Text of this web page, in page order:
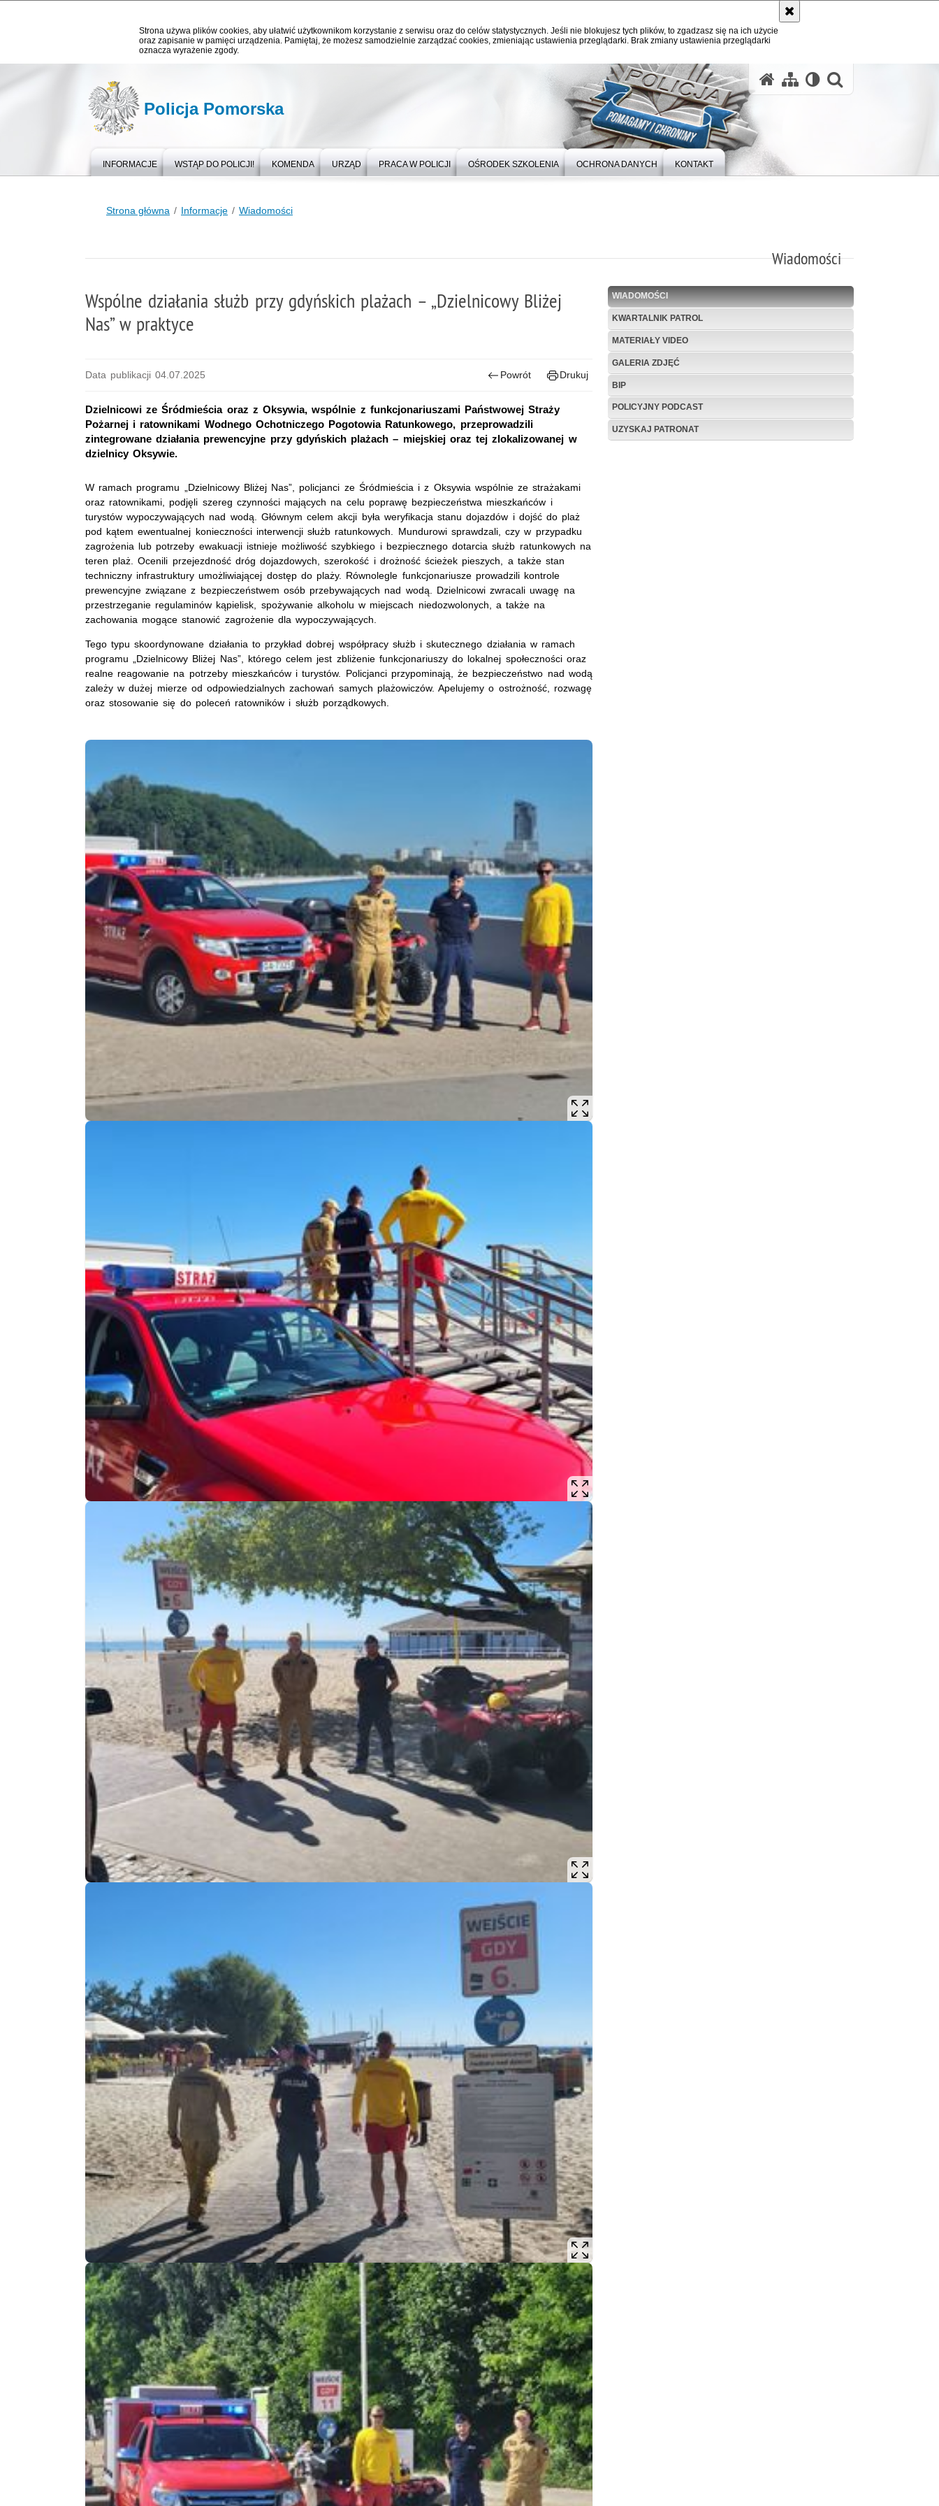
Strona używa plików cookies, aby ułatwić użytkownikom korzystanie z serwisu oraz do celów statystycznych. Jeśli nie blokujesz tych plików, to zgadzasz się na ich użycie
oraz zapisanie w pamięci urządzenia. Pamiętaj, że możesz samodzielnie zarządzać cookies, zmieniając ustawienia przeglądarki. Brak zmiany ustawienia przeglądarki
oznacza wyrażenie zgody.
Policja Pomorska
INFORMACJE WSTĄP DO POLICJI! KOMENDA URZĄD PRACA W POLICJI OŚRODEK SZKOLENIA OCHRONA DANYCH KONTAKT
Strona główna Informacje Wiadomości
Wiadomości
WIADOMOŚCI
KWARTALNIK PATROL
MATERIAŁY VIDEO
GALERIA ZDJĘĆ
BIP
POLICYJNY PODCAST
UZYSKAJ PATRONAT
Wspólne działania służb przy gdyńskich plażach – „Dzielnicowy Bliżej
Nas” w praktyce
Data publikacji 04.07.2025 Powrót Drukuj
Dzielnicowi ze Śródmieścia oraz z Oksywia, wspólnie z funkcjonariuszami Państwowej Straży
Pożarnej i ratownikami Wodnego Ochotniczego Pogotowia Ratunkowego, przeprowadzili
zintegrowane działania prewencyjne przy gdyńskich plażach – miejskiej oraz tej zlokalizowanej w
dzielnicy Oksywie.
W ramach programu „Dzielnicowy Bliżej Nas”, policjanci ze Śródmieścia i z Oksywia wspólnie ze strażakami
oraz ratownikami, podjęli szereg czynności mających na celu poprawę bezpieczeństwa mieszkańców i
turystów wypoczywających nad wodą. Głównym celem akcji była weryfikacja stanu dojazdów i dojść do plaż
pod kątem ewentualnej konieczności interwencji służb ratunkowych. Mundurowi sprawdzali, czy w przypadku
zagrożenia lub potrzeby ewakuacji istnieje możliwość szybkiego i bezpiecznego dotarcia służb ratunkowych na
teren plaż. Ocenili przejezdność dróg dojazdowych, szerokość i drożność ścieżek pieszych, a także stan
techniczny infrastruktury umożliwiającej dostęp do plaży. Równolegle funkcjonariusze prowadzili kontrole
prewencyjne związane z bezpieczeństwem osób przebywających nad wodą. Dzielnicowi zwracali uwagę na
przestrzeganie regulaminów kąpielisk, spożywanie alkoholu w miejscach niedozwolonych, a także na
zachowania mogące stanowić zagrożenie dla wypoczywających.
Tego typu skoordynowane działania to przykład dobrej współpracy służb i skutecznego działania w ramach
programu „Dzielnicowy Bliżej Nas”, którego celem jest zbliżenie funkcjonariuszy do lokalnej społeczności oraz
realne reagowanie na potrzeby mieszkańców i turystów. Policjanci przypominają, że bezpieczeństwo nad wodą
zależy w dużej mierze od odpowiedzialnych zachowań samych plażowiczów. Apelujemy o ostrożność, rozwagę
oraz stosowanie się do poleceń ratowników i służb porządkowych.